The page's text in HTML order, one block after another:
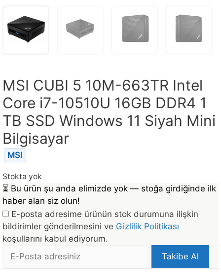
MSI CUBI 5 10M-663TR Intel
Core i7-10510U 16GB DDR4 1
TB SSD Windows 11 Siyah Mini
Bilgisayar
MSI
Stokta yok
⏳ Bu ürün şu anda elimizde yok — stoğa girdiğinde ilk
haber alan siz olun!
E-posta adresime ürünün stok durumuna ilişkin
bildirimler gönderilmesini ve Gizlilik Politikası
koşullarını kabul ediyorum.
posta
Takibe Al